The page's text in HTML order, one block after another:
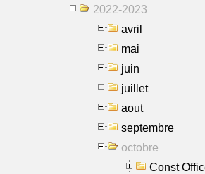
2022-2023
avril
mai
juin
juillet
aout
septembre
octobre
Const